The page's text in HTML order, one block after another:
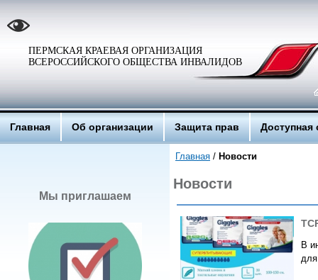
ПЕРМСКАЯ КРАЕВАЯ ОРГАНИЗАЦИЯ
ВСЕРОССИЙСКОГО ОБЩЕСТВА ИНВАЛИДОВ
Главная Об организации Защита прав Доступная
Мы приглашаем
Главная / Новости
Новости
В